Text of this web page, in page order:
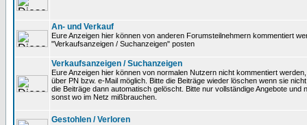
An- und Verkauf
Eure Anzeigen hier können von anderen Forumsteilnehmern kommentiert
"Verkaufsanzeigen / Suchanzeigen" posten
Verkaufsanzeigen / Suchanzeigen
Eure Anzeigen hier können von normalen Nutzern nicht kommentiert
über PN bzw. e-Mail möglich. Bitte die Beiträge wieder löschen wenn sie
die Beiträge dann automatisch gelöscht. Bitte nur vollständige Angebote und
sonst wo im Netz mißbrauchen.
Gestohlen / Verloren